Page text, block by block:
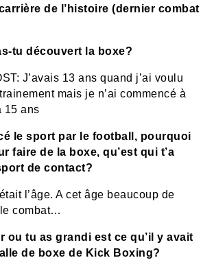
de l’histoire (dernier combat
tu découvert la boxe?
J’avais 13 ans quand j’ai voulu
mais je n’ai commencé à
15 ans
le sport par le football, pourquoi
faire de la boxe, qu’est qui t’a
de contact?
l’âge. A cet âge beaucoup de
combat…
ou tu as grandi est ce qu’il y avait
de boxe de Kick Boxing?